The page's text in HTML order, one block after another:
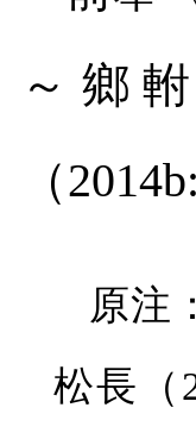
～鄉
（
原注：
松長（